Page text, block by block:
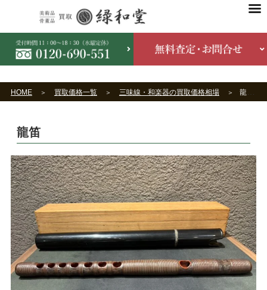
HOME 買取価格一覧 三味線・和楽器の買取価格相場 龍笛
龍笛